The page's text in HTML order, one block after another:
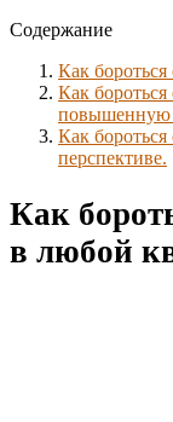
Содержание
Как
Как
повышенную
Как
перспективе.
Как
в любой